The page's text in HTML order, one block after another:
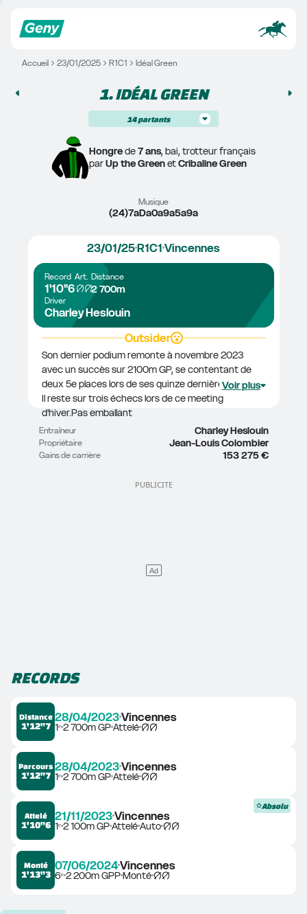
Accueil 23/01/2025 R1C1 Idéal Green
1. IDÉAL GREEN
14 partants
Hongre de 7 ans, bai, trotteur français
par Up the Green et Cribaline Green
Musique
(24)7aDa0a9a5a9a
23/01/25R1C1 Vincennes
Record
1'10"6
Art. Distance
2 700m
Driver
Charley Heslouin
Outsider
Son dernier podium remonte à novembre 2023
avec un succès sur 2100m GP, se contentant de
deux 5e places lors de ses quinze dernières sorties.
Il reste sur trois échecs lors de ce meeting
d'hiver.Pas emballant
Voir plus
Entraîneur Charley Heslouin
Propriétaire Jean-Louis Colombier
Gains de carrière 153 275 €
RECORDS
Distance
1'12"7
28/04/2023Vincennes
1ᵉ2 700m GPAttelé
Parcours
1'12"7
28/04/2023Vincennes
1ᵉ2 700m GPAttelé
Attelé
1'10"6
21/11/2023Vincennes
1ᵉ2 100m GPAtteléAuto
Absolu
Monté
1'13"3
07/06/2024Vincennes
6ᵉ2 200m GPPMonté